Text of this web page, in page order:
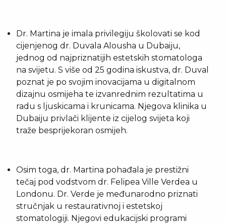
Dr. Martina je imala privilegiju školovati se kod
cijenjenog dr. Duvala Alousha u Dubaiju,
jednog od najpriznatijih estetskih stomatologa
na svijetu. S više od 25 godina iskustva, dr. Duval
poznat je po svojim inovacijama u digitalnom
dizajnu osmijeha te izvanrednim rezultatima u
radu s ljuskicama i krunicama. Njegova klinika u
Dubaiju privlači klijente iz cijelog svijeta koji
traže besprijekoran osmijeh.
Osim toga, dr. Martina pohađala je prestižni
tečaj pod vodstvom dr. Felipea Ville Verdea u
Londonu. Dr. Verde je međunarodno priznati
stručnjak u restaurativnoj i estetskoj
stomatologiji. Njegovi edukacijski programi